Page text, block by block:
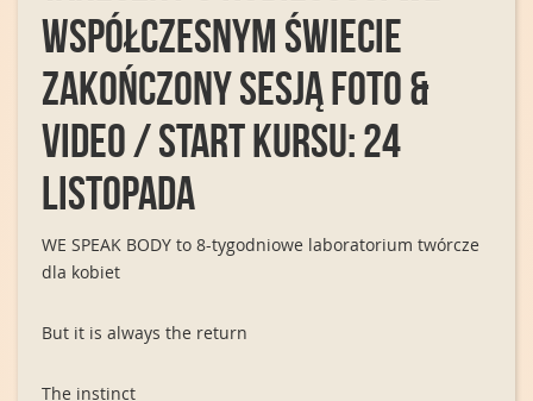
współczesnym świecie
zakończony sesją FOTO &
VIDEO / start kursu: 24
listopada
WE SPEAK BODY to 8-tygodniowe laboratorium twórcze
dla kobiet
But it is always the return
The instinct